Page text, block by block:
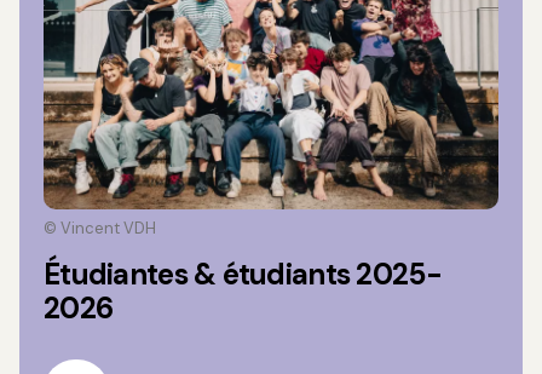
© Vincent VDH
Étudiantes & étudiants 2025-
2026